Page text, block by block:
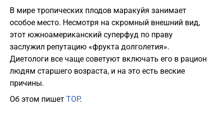
​В мире тропических плодов маракуйя занимает
особое место. Несмотря на скромный внешний вид,
этот южноамериканский суперфуд по праву
заслужил репутацию «фрукта долголетия».
Диетологи все чаще советуют включать его в рацион
людям старшего возраста, и на это есть веские
причины.
Об этом пишет TOP.